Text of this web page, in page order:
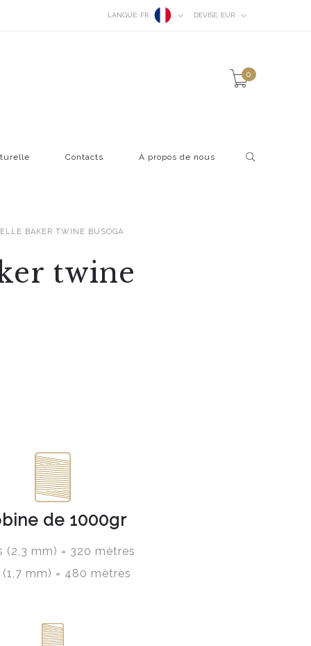
LANGUE: FR DEVISE: EUR
0
Contacts À propos de nous
BAKER TWINE BUSOGA
twine
de 1000gr
(2,3 mm) = 320 mètres
mm) = 480 mètres